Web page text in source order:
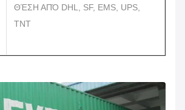
ΘΈΣΗ ΑΠΌ DHL, SF, EMS, UPS,
TNT